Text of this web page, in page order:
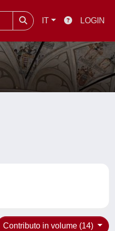
IT LOGIN
Contributo in volume (14)